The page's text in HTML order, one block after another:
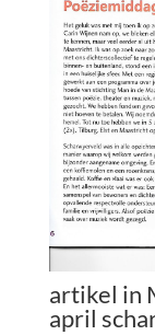
artikel in
april